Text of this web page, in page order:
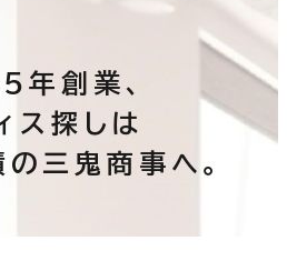
創業、
ス探しは
三鬼商事へ。